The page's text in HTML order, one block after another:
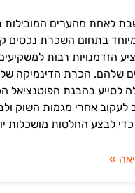
לאחת מהערים המובילות
בתחום השכרת נכסים
הזדמנויות רבות
שלהם. הכרת הדינמיקה של
לסייע בהבנת הפוטנציאל
לעקוב אחרי מגמות השוק
לבצע החלטות מושכלות
»